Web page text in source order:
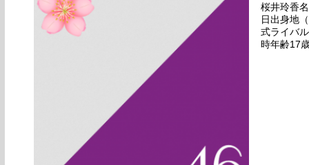
桜井玲香
日出身地
式ライバ
時年齢17